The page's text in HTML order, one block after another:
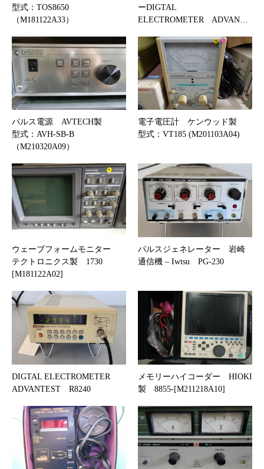
型式：TOS8650
（M181122A33）
ーDIGTAL
ELECTROMETER ADVAN…
パルス電源 AVTECH製
型式：AVH-SB-B
（M210320A09）
電子電圧計 ケンウッド製
型式：VT185 (M201103A04)
ウェーブフォームモニター
テクトロニクス製 1730
[M181122A02]
パルスジェネレーター 岩崎
通信機 – Iwtsu PG-230
DIGTAL ELECTROMETER
ADVANTEST R8240
メモリーハイコーダー HIOKI
製 8855-[M211218A10]